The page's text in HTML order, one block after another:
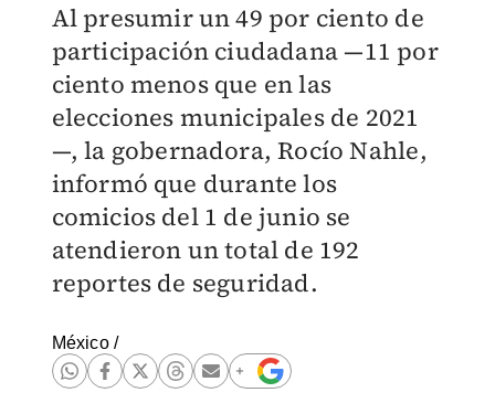
Al presumir un 49 por ciento de
participación ciudadana —11 por
ciento menos que en las
elecciones municipales de 2021
—, la gobernadora, Rocío Nahle,
informó que durante los
comicios del 1 de junio se
atendieron un total de 192
reportes de seguridad.
México/